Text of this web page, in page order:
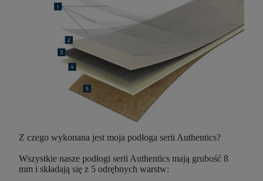
Z czego wykonana jest moja podłoga serii Authentics?
Wszystkie nasze podłogi serii Authentics mają grubość 8
mm i składają się z 5 odrębnych warstw: